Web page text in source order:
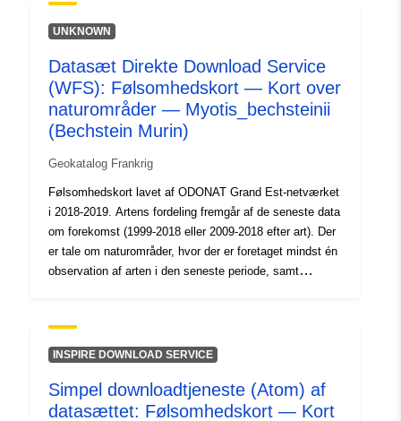
4a76-919f-6bdf7f4fffe0
Type:
Ressource:
http://inspire.ec.europa.eu/
codelist/SpatialDataServiceType/
UNKNOWN
Datasæt Direkte Download Service
(WFS): Følsomhedskort — Kort over
naturområder — Myotis_bechsteinii
(Bechstein Murin)
Geokatalog Frankrig
Følsomhedskort lavet af ODONAT Grand Est-netværket
i 2018-2019. Artens fordeling fremgår af de seneste data
om forekomst (1999-2018 eller 2009-2018 efter art). Der
er tale om naturområder, hvor der er foretaget mindst én
observation af arten i den seneste periode, samt
naturlige regioner med nylige ikke-marginale
observationer er denne forekomst repræsenteret ved
blev observeret. For en forklaring af beregningsmetoden
henvises til Forklaringsarket for naturregioners kort.
INSPIRE DOWNLOAD SERVICE
Simpel downloadtjeneste (Atom) af
datasættet: Følsomhedskort — Kort